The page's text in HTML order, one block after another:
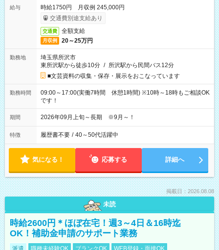
給与
時給1750円 月収例 245,000円
交通費別途支給あり
交通費 全額支給
月収例 20～25万円
勤務地
埼玉県所沢市
東所沢駅から徒歩10分 / 所沢駅から民間バス12分
■文芸資料の収集・保存・展示をおこなっています
勤務時間
09:00～17:00(実働7時間 休憩1時間) ※10時～18時もご相談OK
です！
期間 2026年09月上旬～長期 ※9月～！
特徴 履歴書不要 / 40～50代活躍中
気になる！ 応募する 詳細へ
掲載日：2026.08.08
未読
時給2600円＊ほぼ在宅！週3～4日＆16時迄
OK！補助金申請のサポート業務
派遣 職種未経験OK ブランクOK WEB登録・面接OK